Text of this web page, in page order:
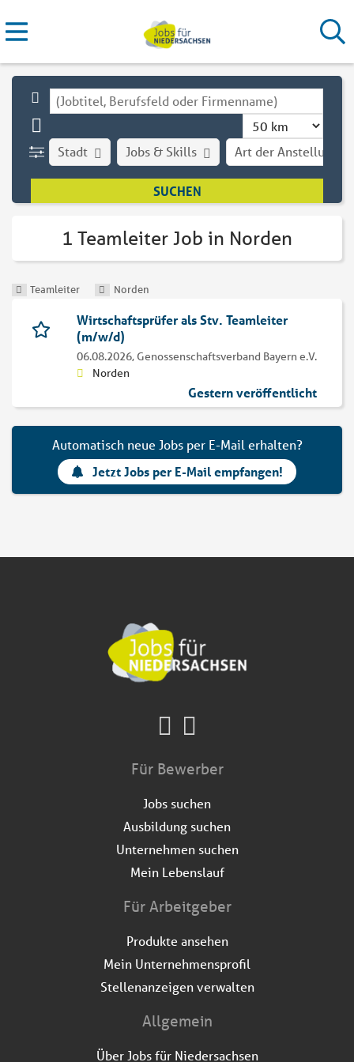
Stadt Art der Anstellung
Jobs & Skills
1 Teamleiter Job in Norden
Teamleiter Norden
Wirtschaftsprüfer als Stv. Teamleiter
(m/w/d)
06.08.2026, Genossenschaftsverband Bayern e.V.
Norden
Gestern veröffentlicht
Automatisch neue Jobs per E-Mail erhalten?
Jetzt Jobs per E-Mail empfangen!
Für Bewerber
Jobs suchen
Ausbildung suchen
Unternehmen suchen
Mein Lebenslauf
Für Arbeitgeber
Produkte ansehen
Mein Unternehmensprofil
Stellenanzeigen verwalten
Allgemein
Über Jobs für Niedersachsen